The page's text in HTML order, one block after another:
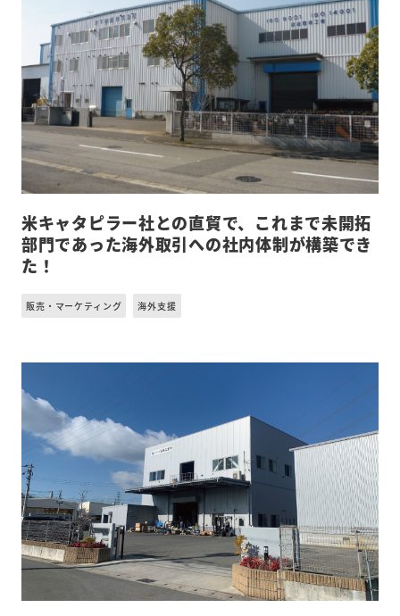
米キャタピラー社との直貿で、これまで未開拓
部門であった海外取引への社内体制が構築でき
た！
販売・マーケティング 海外支援